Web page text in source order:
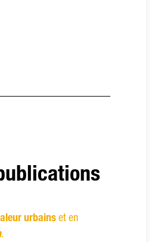
urbainset en
.